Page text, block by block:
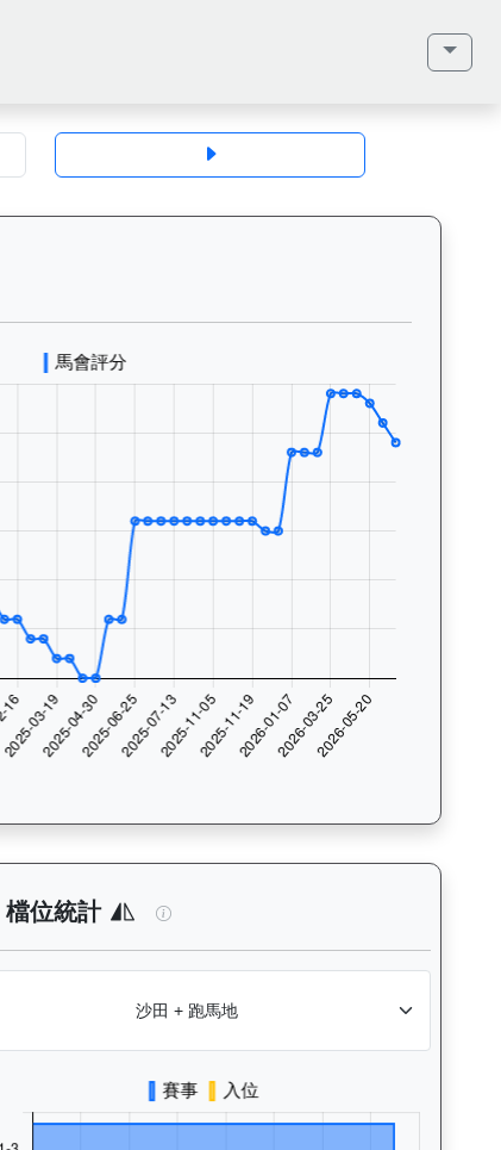
，包括練馬師、出生地、馬齡、毛色、
力（J131）— 評分走勢圖表：追蹤香港賽
米）的出賽次數與入位率統計，支援
：查看各騎師策騎此馬匹的出賽次數與
檔位統計 加州活力（J131）— 檔位統